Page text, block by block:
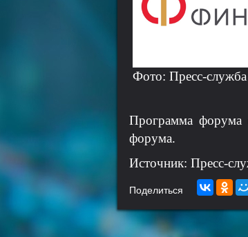
Фото: Пресс-
Программа форума
форума.
Источник: Пресс-
Поделиться